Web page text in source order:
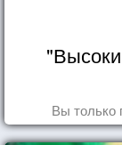
Вы только